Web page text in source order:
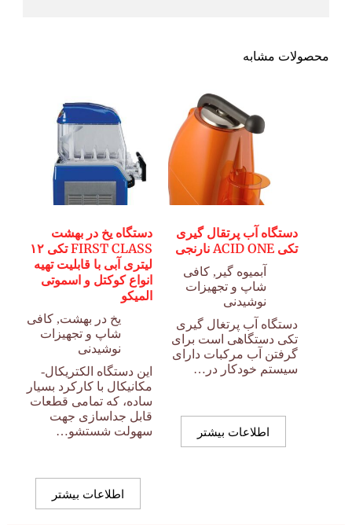
محصولات مشابه
دستگاه آب پرتقال گیری
تکی ACID ONE نارنجی
آبمیوه گیر , کافی
شاپ و تجهیزات
نوشیدنی
دستگاه آب پرتغال گیری
تکی دستگاهی است برای
گرفتن آب مرکبات دارای
سیستم خودکار در…
اطلاعات بیشتر
دستگاه یخ در بهشت
FIRST CLASS تکی ۱۲
لیتری آبی با قابلیت تهیه
انواع کوکتل و اسموتی
المیکو
یخ در بهشت, کافی
شاپ و تجهیزات
نوشیدنی
این دستگاه الکتریکال-
مکانیکال با کارکرد بسیار
ساده، که تمامی قطعات
قابل جداسازی جهت
سهولت شستشو…
اطلاعات بیشتر